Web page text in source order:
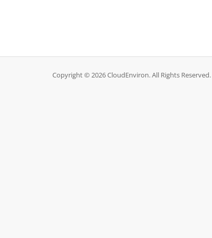
Copyright © 2026 CloudEnviron. All Rights Reserved.